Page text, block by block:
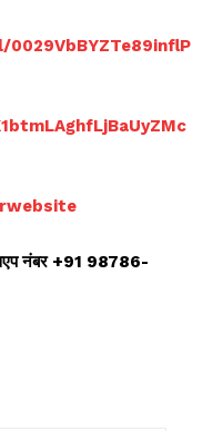
नंबर +91 98786-